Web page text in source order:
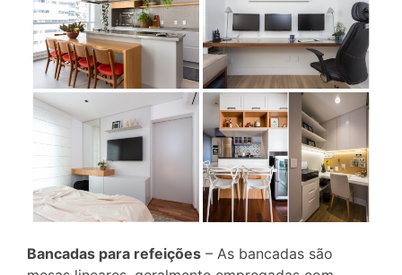
Bancadas para refeições – As bancadas são